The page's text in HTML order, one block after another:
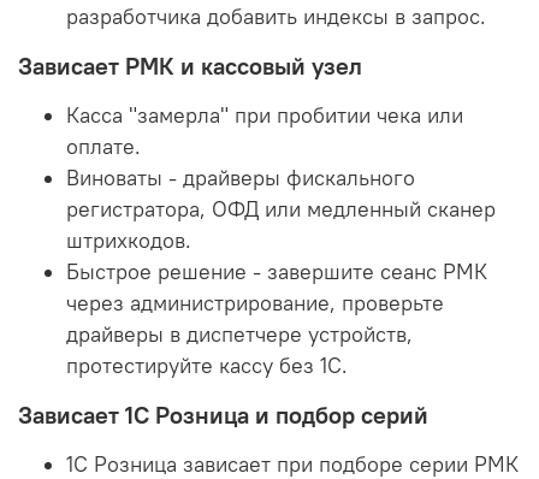
разработчика добавить индексы в запрос.
Зависает РМК и кассовый узел
Касса "замерла" при пробитии чека или
оплате.
Виноваты - драйверы фискального
регистратора, ОФД или медленный сканер
штрихкодов.
Быстрое решение - завершите сеанс РМК
через администрирование, проверьте
драйверы в диспетчере устройств,
протестируйте кассу без 1С.
Зависает 1С Розница и подбор серий
1С Розница зависает при подборе серии РМК